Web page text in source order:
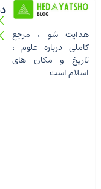
هدایت شو ، مرجع
کاملی درباره علوم ،
تاریخ و مکان های
اسلام است